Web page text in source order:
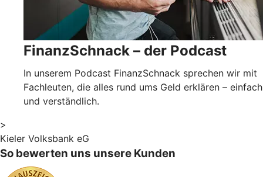
FinanzSchnack – der Podcast
In unserem Podcast FinanzSchnack sprechen wir mit
Fachleuten, die alles rund ums Geld erklären – einfach
und verständlich.
>
Kieler Volksbank eG
So bewerten uns unsere Kunden